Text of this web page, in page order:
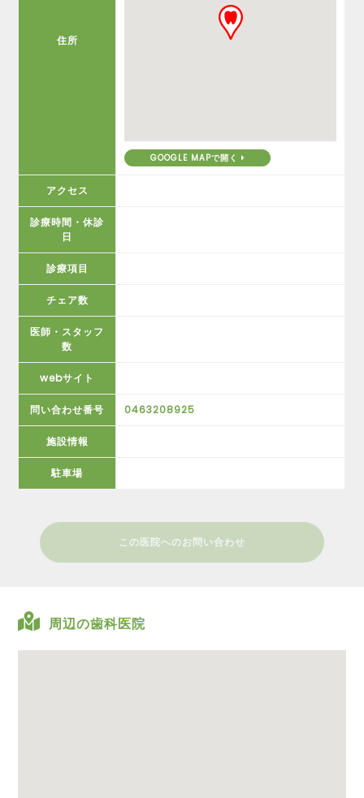
住所
GOOGLE MAPで開く
アクセス
診療時間・休診
日
診療項目
チェア数
医師・スタッフ
数
webサイト
問い合わせ番号 0463208925
施設情報
駐車場
この医院へのお問い合わせ
周辺の歯科医院